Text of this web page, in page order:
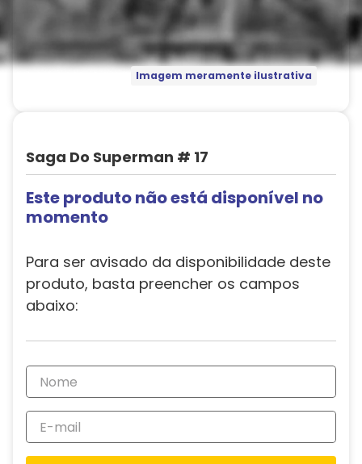
Imagem meramente ilustrativa
Saga Do Superman # 17
Este produto não está disponível no
momento
Para ser avisado da disponibilidade deste
produto, basta preencher os campos
abaixo: